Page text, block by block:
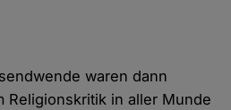
waren dann
Religionskritik in aller Munde